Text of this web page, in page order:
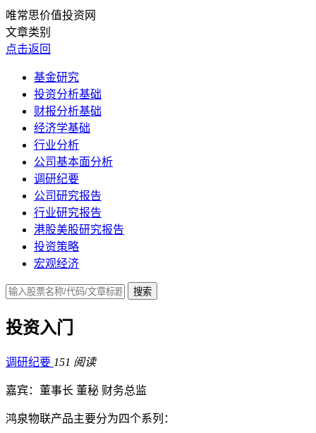
唯常思价值投资网
文章类别
点击返回
基金研究
投资分析基础
财报分析基础
经济学基础
行业分析
公司基本面分析
调研纪要
公司研究报告
行业研究报告
港股美股研究报告
投资策略
宏观经济
投资入门
调研纪要 151 阅读
嘉宾：董事长 董秘 财务总监
鸿泉物联产品主要分为四个系列：